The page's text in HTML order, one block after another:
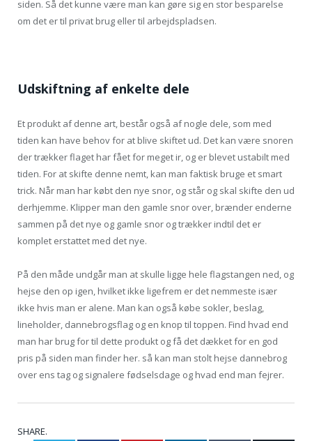
siden. Så det kunne være man kan gøre sig en stor besparelse
om det er til privat brug eller til arbejdspladsen.
Udskiftning af enkelte dele
Et produkt af denne art, består også af nogle dele, som med
tiden kan have behov for at blive skiftet ud. Det kan være snoren
der trækker flaget har fået for meget ir, og er blevet ustabilt med
tiden. For at skifte denne nemt, kan man faktisk bruge et smart
trick. Når man har købt den nye snor, og står og skal skifte den ud
derhjemme. Klipper man den gamle snor over, brænder enderne
sammen på det nye og gamle snor og trækker indtil det er
komplet erstattet med det nye.
På den måde undgår man at skulle ligge hele flagstangen ned, og
hejse den op igen, hvilket ikke ligefrem er det nemmeste især
ikke hvis man er alene. Man kan også købe sokler, beslag,
lineholder, dannebrogsflag og en knop til toppen. Find hvad end
man har brug for til dette produkt og få det dækket for en god
pris på siden man finder her. så kan man stolt hejse dannebrog
over ens tag og signalere fødselsdage og hvad end man fejrer.
SHARE.